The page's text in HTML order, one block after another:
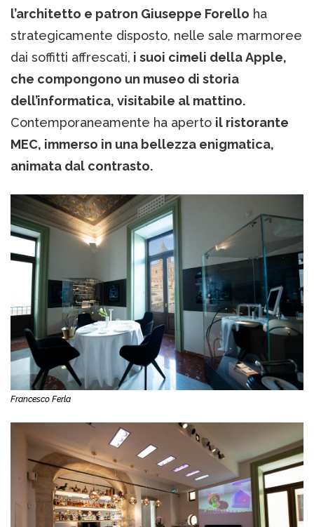
l’architetto e patron Giuseppe Forello ha
strategicamente disposto, nelle sale marmoree
dai soffitti affrescati, i suoi cimeli della Apple,
che compongono un museo di storia
dell’informatica, visitabile al mattino.
Contemporaneamente ha aperto il ristorante
MEC, immerso in una bellezza enigmatica,
animata dal contrasto.
Francesco Ferla